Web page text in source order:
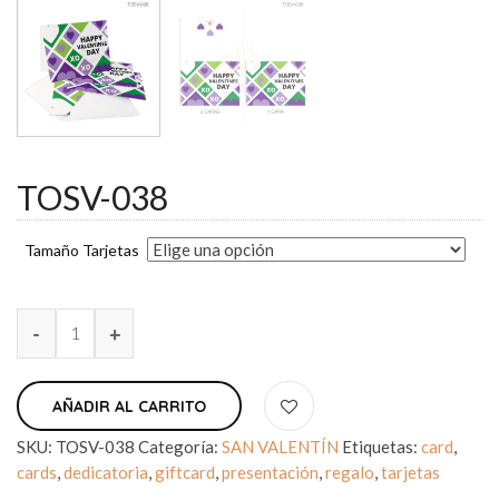
TOSV-038
Tamaño Tarjetas
AÑADIR AL CARRITO
SKU: TOSV-038 Categoría: SAN VALENTÍN Etiquetas: card,
cards,dedicatoria,giftcard,presentación,regalo,tarjetas